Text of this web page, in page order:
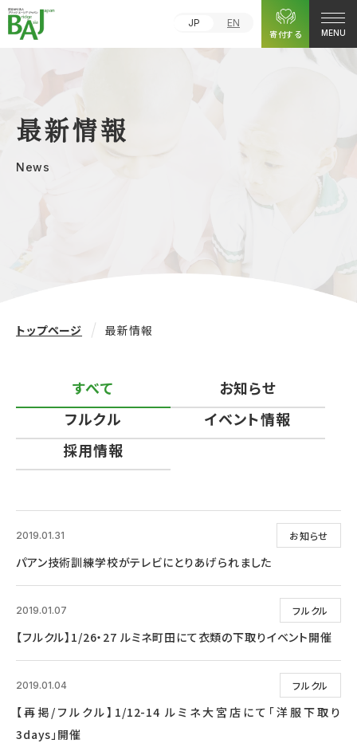
JP
EN
寄付する
MENU
最新情報
News
トップページ 最新情報
すべて
お知らせ
フルクル
イベント情報
採用情報
お知らせ
2019.01.31
パアン技術訓練学校がテレビにとりあげられました
フルクル
2019.01.07
【フルクル】1/26・27 ルミネ町田にて衣類の下取りイベント開催
フルクル
2019.01.04
【再掲/フルクル】1/12-14 ルミネ大宮店にて「洋服下取り
3days」開催